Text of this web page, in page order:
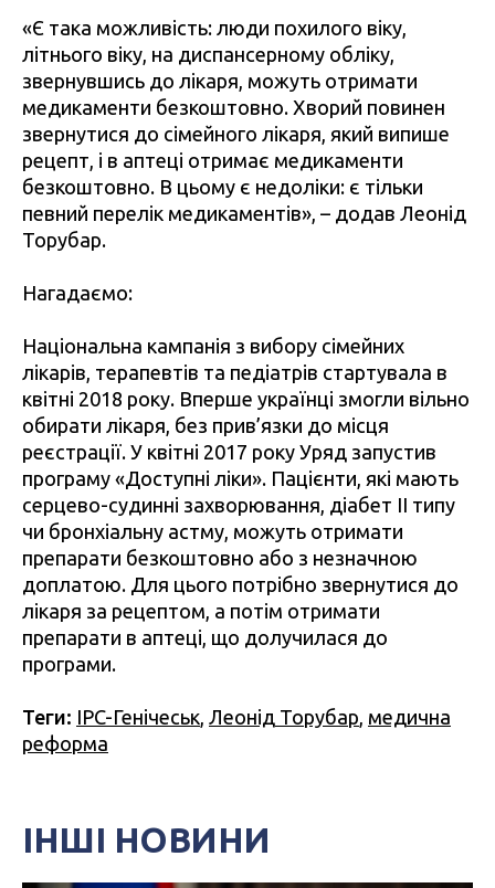
«Є така можливість: люди похилого віку,
літнього віку, на диспансерному обліку,
звернувшись до лікаря, можуть отримати
медикаменти безкоштовно. Хворий повинен
звернутися до сімейного лікаря, який випише
рецепт, і в аптеці отримає медикаменти
безкоштовно. В цьому є недоліки: є тільки
певний перелік медикаментів», – додав Леонід
Торубар.
Нагадаємо:
Національна кампанія з вибору сімейних
лікарів, терапевтів та педіатрів стартувала в
квітні 2018 року. Вперше українці змогли вільно
обирати лікаря, без прив’язки до місця
реєстрації. У квітні 2017 року Уряд запустив
програму «Доступні ліки». Пацієнти, які мають
серцево-судинні захворювання, діабет ІІ типу
чи бронхіальну астму, можуть отримати
препарати безкоштовно або з незначною
доплатою. Для цього потрібно звернутися до
лікаря за рецептом, а потім отримати
препарати в аптеці, що долучилася до
програми.
Теги: IPC-Генічеськ, Леонід Торубар, медична
реформа
ІНШІ НОВИНИ